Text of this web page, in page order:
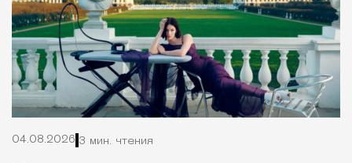
04.08.2026 3 мин. чтения